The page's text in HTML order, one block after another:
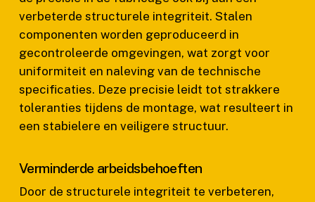
verbeterde structurele integriteit. Stalen
componenten worden geproduceerd in
gecontroleerde omgevingen, wat zorgt voor
uniformiteit en naleving van de technische
specificaties. Deze precisie leidt tot strakkere
toleranties tijdens de montage, wat resulteert in
een stabielere en veiligere structuur.
Verminderde arbeidsbehoeften
Door de structurele integriteit te verbeteren,